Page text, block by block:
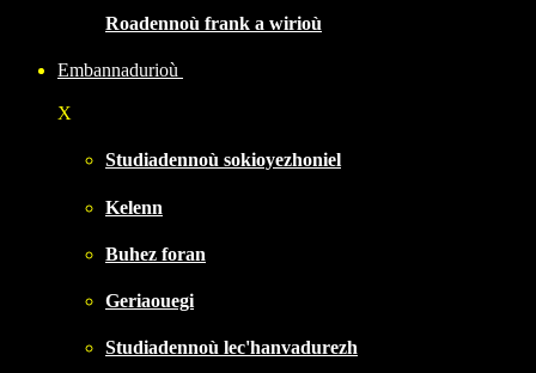
Roadennoù frank a wirioù
Embannadurioù
X
Studiadennoù sokioyezhoniel
Kelenn
Buhez foran
Geriaouegi
Studiadennoù lec'hanvadurezh